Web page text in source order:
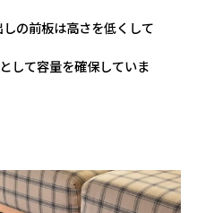
の前板は高さを低くして
して容量を確保していま